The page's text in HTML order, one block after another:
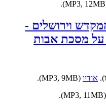
וירושלים -
על מסכת אבות
אודיו (MP3, 9MB).